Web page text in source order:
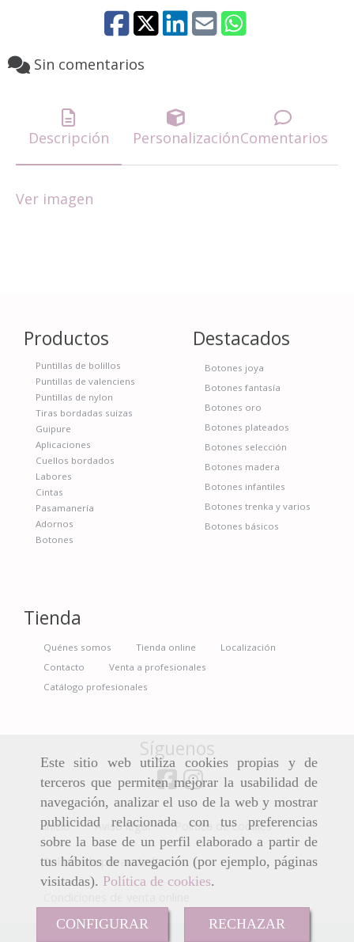
Este sitio web utiliza cookies propias y de
terceros que permiten mejorar la usabilidad de
navegación, analizar el uso de la web y mostrar
publicidad relacionada con tus preferencias
sobre la base de un perfil elaborado a partir de
tus hábitos de navegación (por ejemplo, páginas
visitadas). Política de cookies.
CONFIGURAR RECHAZAR
Sin comentarios
Descripción PersonalizaciónComentarios
Ver imagen
Productos
Puntillas de bolillos
Puntillas de valenciens
Puntillas de nylon
Tiras bordadas suizas
Guipure
Aplicaciones
Cuellos bordados
Labores
Cintas
Pasamanería
Adornos
Botones
Destacados
Botones joya
Botones fantasía
Botones oro
Botones plateados
Botones selección
Botones madera
Botones infantiles
Botones trenka y varios
Botones básicos
Tienda
Quénes somos Tienda online
Localización
Contacto
Venta a profesionales
Catálogo profesionales
Síguenos
Inicio Aviso legal Política de cookies
Política de privacidad